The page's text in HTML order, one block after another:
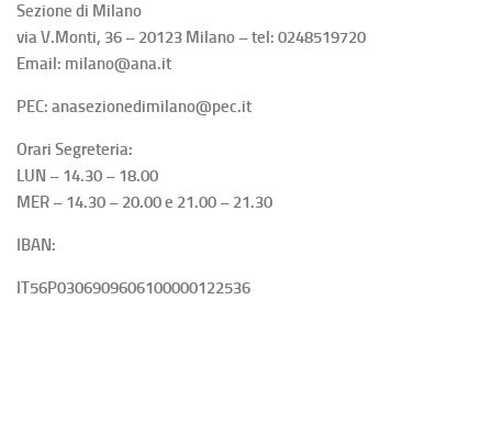
Sezione di Milano
via V.Monti, 36 – 20123 Milano – tel: 0248519720
Email: milano@ana.it
PEC: anasezionedimilano@pec.it
Orari Segreteria:
LUN – 14.30 – 18.00
MER – 14.30 – 20.00 e 21.00 – 21.30
IBAN:
IT56P0306909606100000122536